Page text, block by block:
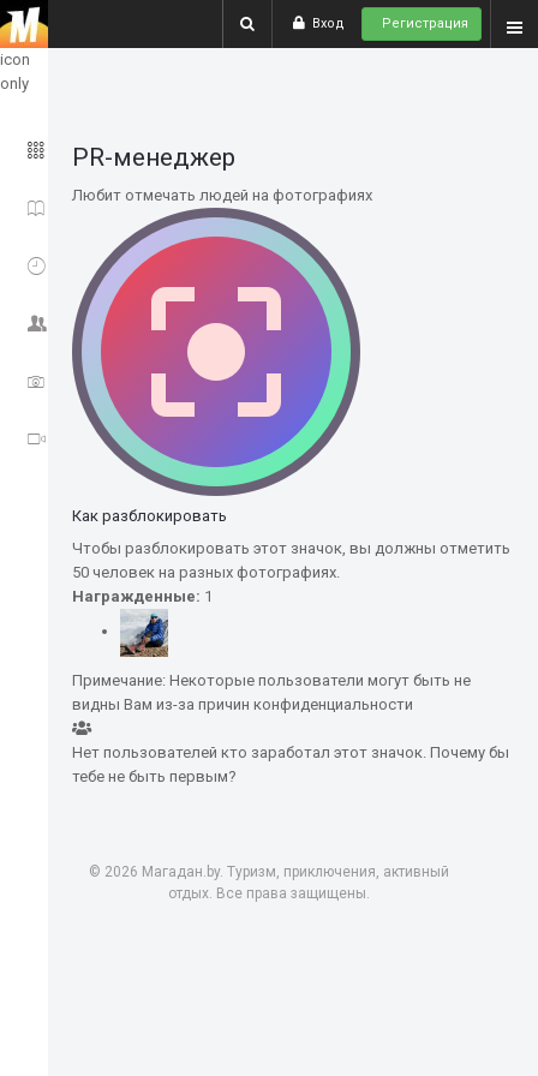
Вход Регистрация
show
icon
only
ГЛАВНОЕ
ИСТОРИИ
СОБЫТИЯ
СООБЩЕСТВО
ФОТО
ВИДЕО
PR-менеджер
Любит отмечать людей на фотографиях
Как разблокировать
Чтобы разблокировать этот значок, вы должны отметить
50 человек на разных фотографиях.
Награжденные: 1
Примечание: Некоторые пользователи могут быть не
видны Вам из-за причин конфиденциальности
Нет пользователей кто заработал этот значок. Почему бы
тебе не быть первым?
© 2026 Магадан.by. Туризм, приключения, активный
отдых. Все права защищены.